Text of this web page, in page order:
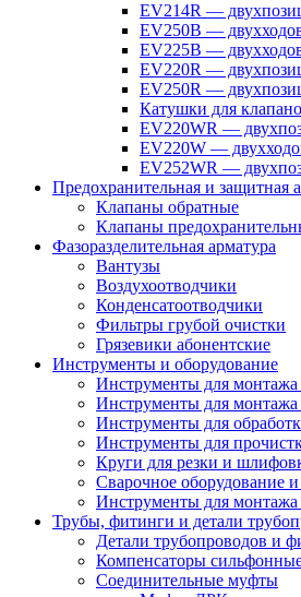
EV214R —
EV250B —
EV225B —
EV220R —
EV250R —
Катушки для
EV220WR —
EV220W —
EV252WR —
Предохранительная и защитная
Клапаны обратные
Клапаны
Фазоразделительная арматура
Вантузы
Воздухоотводчики
Конденсатоотводчики
Фильтры грубой очистки
Грязевики абонентские
Инструменты и оборудование
Инструменты для монтажа
Инструменты для монтажа
Инструменты для
Инструменты для
Круги для резки и
Сварочное оборудование
Инструменты для монтажа
Трубы, фитинги и детали
Детали трубопроводов и
Компенсаторы
Соединительные муфты